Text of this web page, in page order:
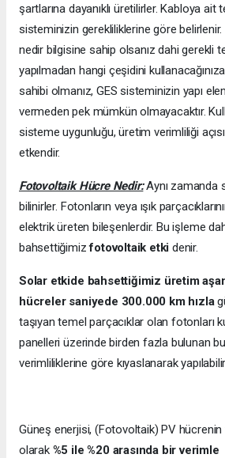
şartlarına dayanıklı üretilirler. Kabloya ait
sisteminizin gerekliliklerine göre
nedir bilgisine sahip olsanız dahi gerekli
yapılmadan hangi çeşidini
sahibi olmanız, GES sisteminizin yapı
vermeden pek mümkün olmayacaktır.
sisteme uygunluğu, üretim verimliliği
etkendir.
Fotovoltaik Hücre Nedir:Aynı zamanda
bilinirler. Fotonların veya ışık
elektrik üreten bileşenlerdir. Bu işleme
bahsettiğimizfotovoltaik etkidenir.
Solar etkide bahsettiğimiz üretim
hücreler saniyede 300.000 km hızla
taşıyan temel parçacıklar olan fotonları
panelleri üzerinde birden fazla bulunan
verimliliklerine göre kıyaslanarak
Güneş enerjisi, (Fotovoltaik) PV hücrenin
olarak %5 ile %20 arasında bir verimle